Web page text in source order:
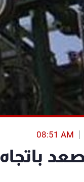
08:51 AM
102 دولار